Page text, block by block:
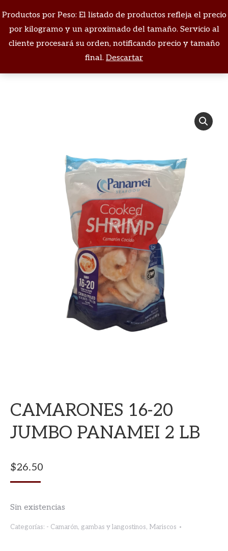
Productos por Peso: El listado de productos refleja el precio
por kilogramo y un aproximado del tamaño. Servicio al
cliente procesará su orden, notificando precio y tamaño
final. Descartar
Buscar:
Estás aquí:
CAMARONES 16-20
JUMBO PANAMEI 2 LB
$26.50
Sin existencias
Categorías: - Camarón, gambas y langostinos, Mariscos